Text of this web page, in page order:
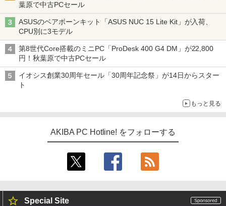
葉原で中古PCセール
ASUSのベアボーンキット「ASUS NUC 15 Lite Kit」が入荷、
CPU別に3モデル
第8世代Core搭載のミニPC「ProDesk 400 G4 DM」が22,800
円！秋葉原で中古PCセール
イオシス創業30周年セール「30周年記念祭」が14日からスター
ト
もっと見る
AKIBA PC Hotline! をフォローする
Special Site